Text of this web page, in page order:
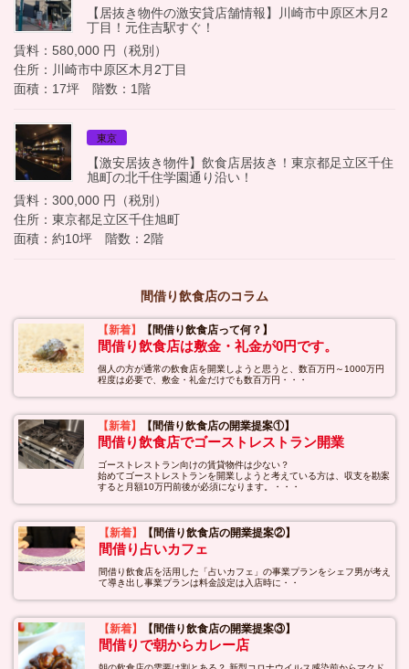
【居抜き物件の激安貸店舗情報】川崎市中原区木月2
丁目！元住吉駅すぐ！
賃料：580,000 円（税別）
住所：川崎市中原区木月2丁目
面積：17坪 階数：1階
東京
【激安居抜き物件】飲食店居抜き！東京都足立区千住
旭町の北千住学園通り沿い！
賃料：300,000 円（税別）
住所：東京都足立区千住旭町
面積：約10坪 階数：2階
間借り飲食店のコラム
【新着】 【間借り飲食店って何？】
間借り飲食店は敷金・礼金が0円です。
個人の方が通常の飲食店を開業しようと思うと、数百万円～1000万円
程度は必要で、敷金・礼金だけでも数百万円・・・
【新着】 【間借り飲食店の開業提案①】
間借り飲食店でゴーストレストラン開業
ゴーストレストラン向けの賃貸物件は少ない？
始めてゴーストレストランを開業しようと考えている方は、収支を勘案
すると月額10万円前後が必須になります。・・・
【新着】 【間借り飲食店の開業提案②】
間借り占いカフェ
間借り飲食店を活用した「占いカフェ」の事業プランをシェフ男が考え
て導き出し事業プランは料金設定は入店時に・・
【新着】 【間借り飲食店の開業提案③】
間借りで朝からカレー店